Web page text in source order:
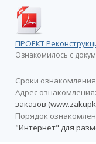
ПРОЕКТ
Ознакомилось с
Сроки
Адрес ознакомления:
заказов
Порядок
"Интернет" для